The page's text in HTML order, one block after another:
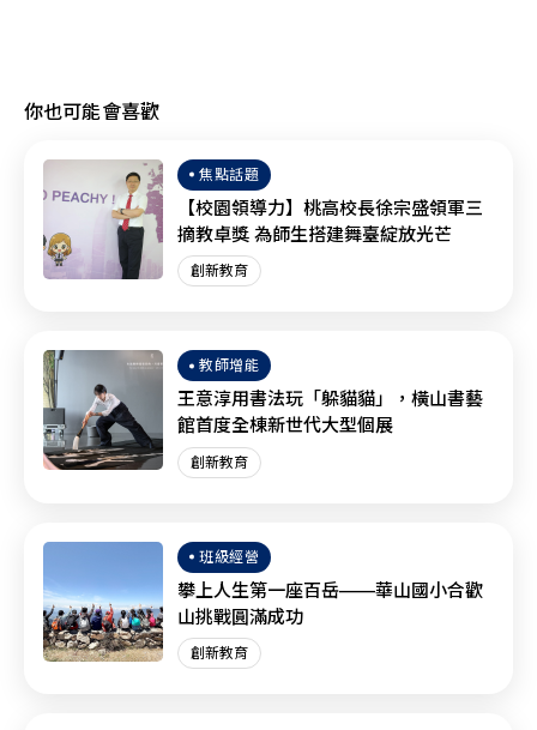
你也可能會喜歡
焦點話題
【校園領導力】桃高校長徐宗盛領軍三
摘教卓獎 為師生搭建舞臺綻放光芒
創新教育
教師增能
王意淳用書法玩「躲貓貓」，橫山書藝
館首度全棟新世代大型個展
創新教育
班級經營
攀上人生第一座百岳——華山國小合歡
山挑戰圓滿成功
創新教育